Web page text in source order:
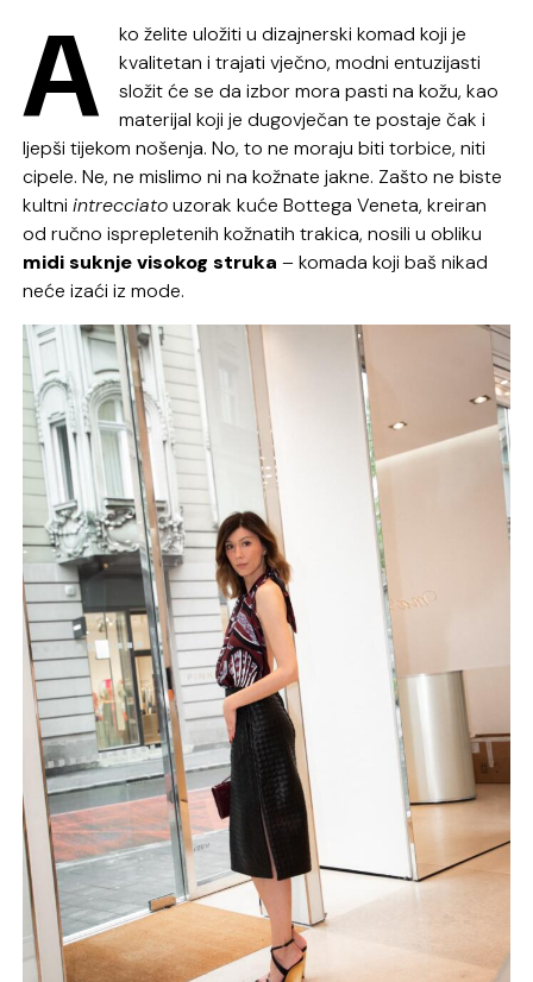
A
ko želite uložiti u dizajnerski komad koji je
kvalitetan i trajati vječno, modni entuzijasti
složit će se da izbor mora pasti na kožu, kao
materijal koji je dugovječan te postaje čak i
ljepši tijekom nošenja. No, to ne moraju biti torbice, niti
cipele. Ne, ne mislimo ni na kožnate jakne. Zašto ne biste
kultniintrecciatouzorak kuće Bottega Veneta, kreiran
od ručno isprepletenih kožnatih trakica, nosili u obliku
midi suknje visokog struka – komada koji baš nikad
neće izaći iz mode.